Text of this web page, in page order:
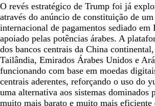
O revés estratégico de Trump foi já
através do anúncio de constituição de
internacional de pagamentos sediado
apoiado pelas potências árabes. A
dos bancos centrais da China
Tailândia, Emirados Árabes Unidos e
funcionando com base em moedas
centrais aderentes, reforçando o uso do
uma alternativa aos sistemas dominados
muito mais barato e muito mais eficiente